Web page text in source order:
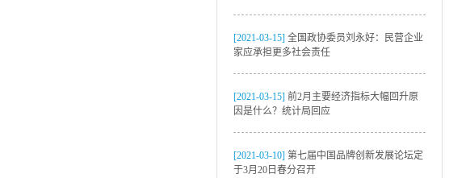
[2021-03-15] 全国政协委员刘永好：民营企业
家应承担更多社会责任
[2021-03-15] 前2月主要经济指标大幅回升原
因是什么？统计局回应
[2021-03-10] 第七届中国品牌创新发展论坛定
于3月20日春分召开